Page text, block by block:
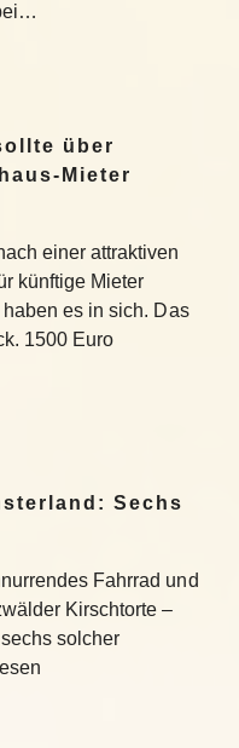
über
Mieter
einer attraktiven
künftige Mieter
es in sich. Das
1500 Euro
Sechs
Fahrrad und
Kirschtorte –
solcher